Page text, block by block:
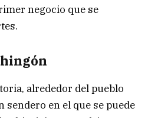
negocio que se
alrededor del pueblo
en el que se puede